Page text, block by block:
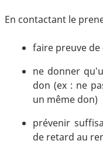
En contactant le
faire preuve
ne donner
don (ex : ne
un même don)
prévenir
de retard au